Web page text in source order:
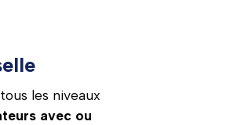
les niveaux
avec ou